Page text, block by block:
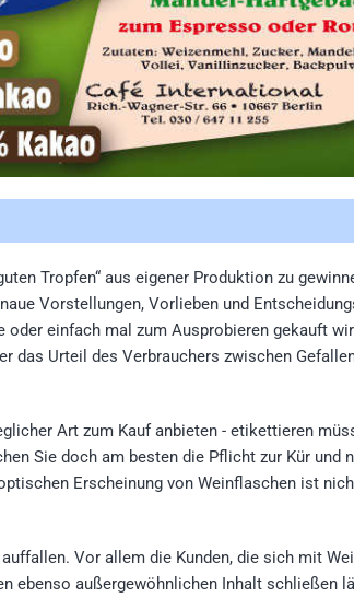
Tropfen“ aus eigener Produktion zu
Vorstellungen, Vorlieben und
einfach mal zum Ausprobieren gekauft
das Urteil des Verbrauchers zwischen
Art zum Kauf anbieten - etikettieren
Sie doch am besten die Pflicht zur Kür und
Erscheinung von Weinflaschen ist
Vor allem die Kunden, die sich mit
ebenso außergewöhnlichen Inhalt schließen